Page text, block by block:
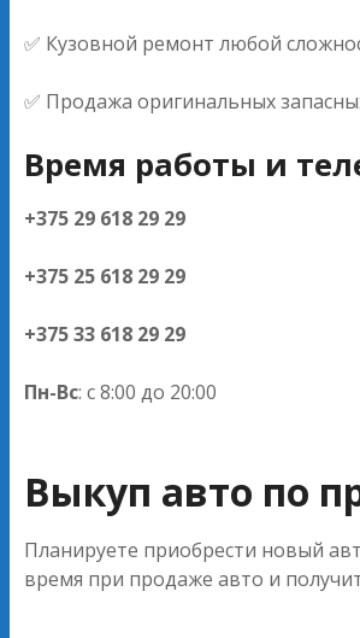
✅ Кузовной ремонт любой
✅ Продажа оригинальных
Время работы и
+375 29 618 29 29
+375 25 618 29 29
+375 33 618 29 29
Пн-Вс: с 8:00 до 20:00
Выкуп авто по
Планируете приобрести новый
время при продаже авто и